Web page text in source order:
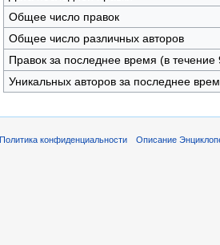
Общее число правок
Общее число различных авторов
Правок за последнее время (в течение
Уникальных авторов за последнее
Политика конфиденциальности Описание